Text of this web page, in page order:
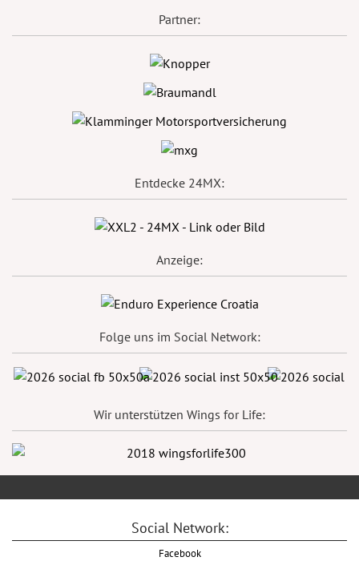
Partner:
Entdecke 24MX:
Anzeige:
Folge uns im Social Network:
Wir unterstützen Wings for Life:
Social Network:
Facebook